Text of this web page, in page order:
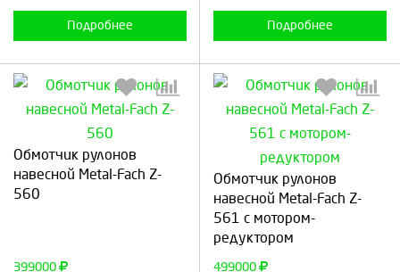
Подробнее Подробнее
Обмотчик рулонов
навесной Metal-Fach Z-
560
399000
Выберите количество:
Обмотчик рулонов
навесной Metal-Fach Z-
561 с мотором-
редуктором
499000
Выберите количество:
Продолжить